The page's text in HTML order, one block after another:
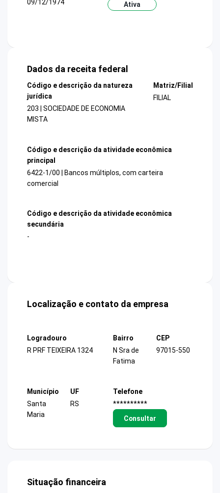
09/12/1974
Ativa
Dados da receita federal
Código e descrição da natureza
jurídica
203 | SOCIEDADE DE ECONOMIA
MISTA
Matriz/Filial
FILIAL
Código e descrição da atividade econômica
principal
6422-1/00 | Bancos múltiplos, com carteira
comercial
Código e descrição da atividade econômica
secundária
-
Localização e contato da empresa
Logradouro
R PRF TEIXEIRA 1324
Bairro
N Sra de
Fatima
CEP
97015-550
Município
Santa
Maria
UF
RS
Telefone
**********
Consultar
Situação financeira